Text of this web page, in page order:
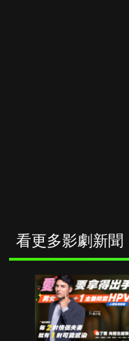
看更多影劇新聞